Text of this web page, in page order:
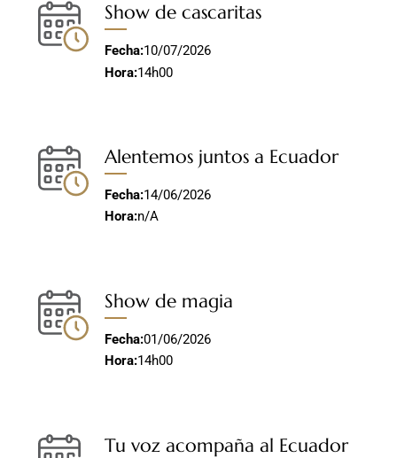
Show de cascaritas
Fecha:10/07/2026
Hora:14h00
Alentemos juntos a Ecuador
Fecha:14/06/2026
Hora:n/A
Show de magia
Fecha:01/06/2026
Hora:14h00
Tu voz acompaña al Ecuador